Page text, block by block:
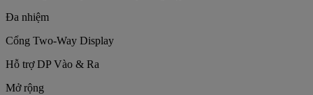
Đa nhiệm
Cổng Two-Way Display
Hỗ trợ DP Vào & Ra
Mở rộng